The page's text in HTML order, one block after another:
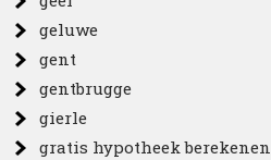
geluwe
gent
gentbrugge
gierle
gratis hypotheek berekenen